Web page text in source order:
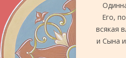
Его,
всякая
и Сына